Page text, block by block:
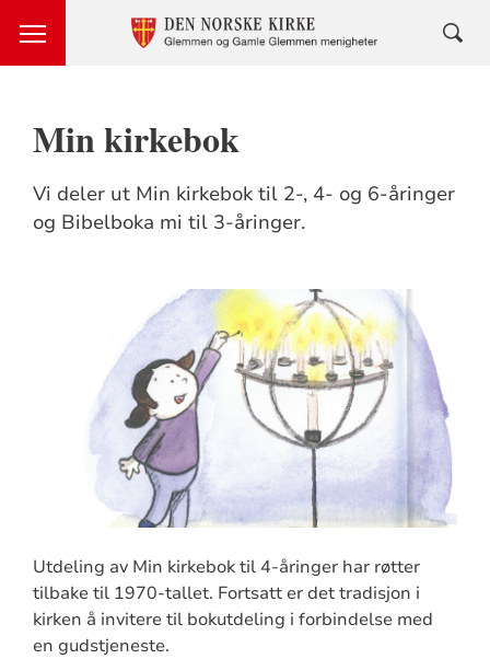
Min kirkebok
Vi deler ut Min kirkebok til 2-, 4- og 6-åringer
og Bibelboka mi til 3-åringer.
Utdeling av Min kirkebok til 4-åringer har røtter
tilbake til 1970-tallet. Fortsatt er det tradisjon i
kirken å invitere til bokutdeling i forbindelse med
en gudstjeneste.